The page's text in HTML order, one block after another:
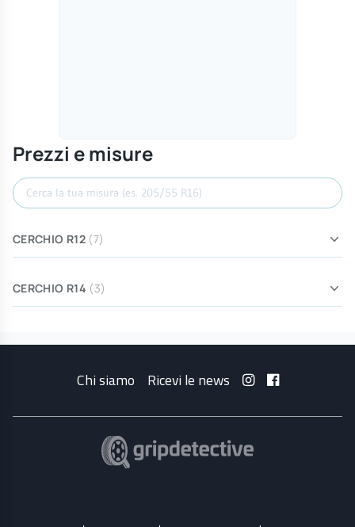
Prezzi e misure
Cerca misura
CERCHIO R12 (7)
CERCHIO R14 (3)
Chi siamo Ricevi le news